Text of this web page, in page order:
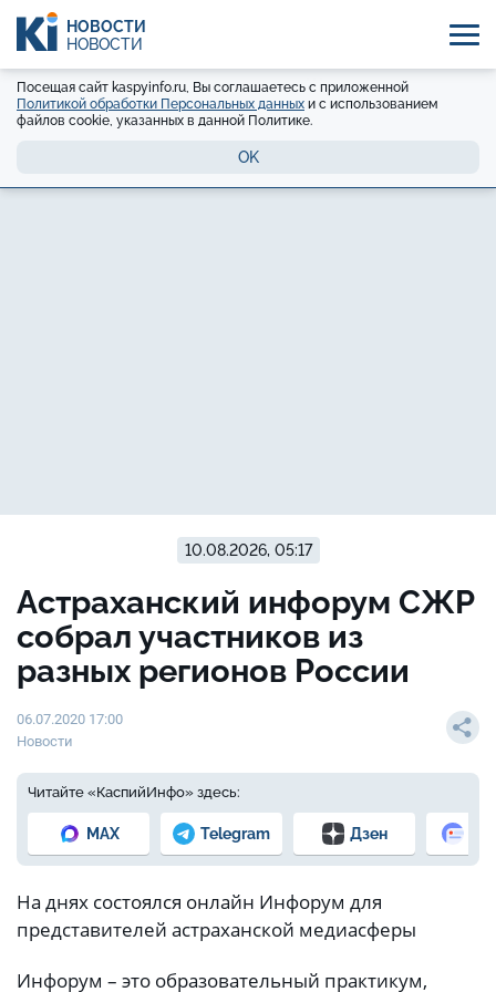
НОВОСТИ
НОВОСТИ
Посещая сайт kaspyinfo.ru, Вы соглашаетесь с приложенной
Политикой обработки Персональных данных и с использованием
файлов cookie, указанных в данной Политике.
OK
10.08.2026, 05:17
Астраханский инфорум СЖР
собрал участников из
разных регионов России
06.07.2020 17:00
Новости
Читайте «КаспийИнфо» здесь:
MAX Telegram Дзен
На днях состоялся онлайн Инфорум для
представителей астраханской медиасферы
Инфорум – это образовательный практикум,